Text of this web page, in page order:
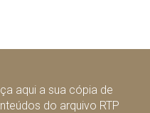
aqui a sua cópia de
do arquivo RTP